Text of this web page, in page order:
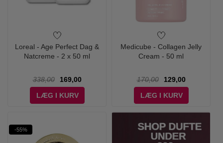
Loreal - Age Perfect Dag &
Natcreme - 2 x 50 ml
338,00
169,00
LÆG I KURV
Medicube - Collagen Jelly
Cream - 50 ml
170,00
129,00
LÆG I KURV
-55%